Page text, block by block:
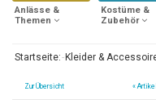
Anlässe &
Themen
Kostüme &
Zubehör
Startseite: Kleider &
Zur Übersicht «